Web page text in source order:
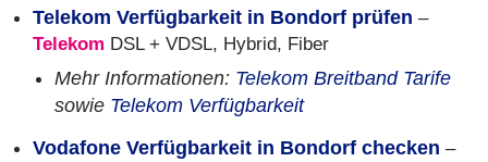
Telekom Verfügbarkeit in Bondorf prüfen –
Telekom DSL + VDSL, Hybrid, Fiber
Mehr Informationen: Telekom Breitband Tarife
sowie Telekom Verfügbarkeit
Vodafone Verfügbarkeit in Bondorf checken –